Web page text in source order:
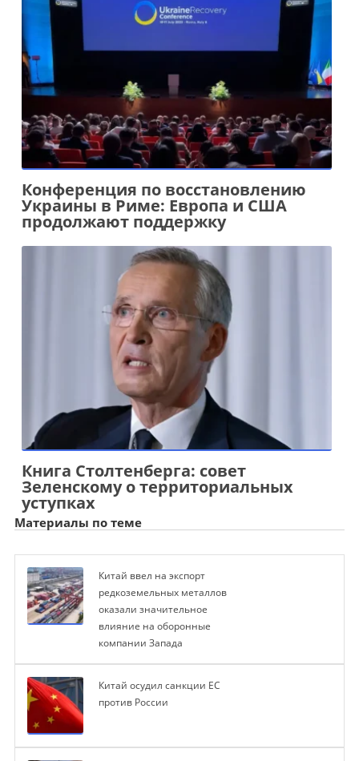
Конференция по восстановлению
Украины в Риме: Европа и США
продолжают поддержку
Книга Столтенберга: совет
Зеленскому о территориальных
уступках
Материалы по теме
Китай ввел на экспорт
редкоземельных металлов
оказали значительное
влияние на оборонные
компании Запада
Китай осудил санкции ЕС
против России